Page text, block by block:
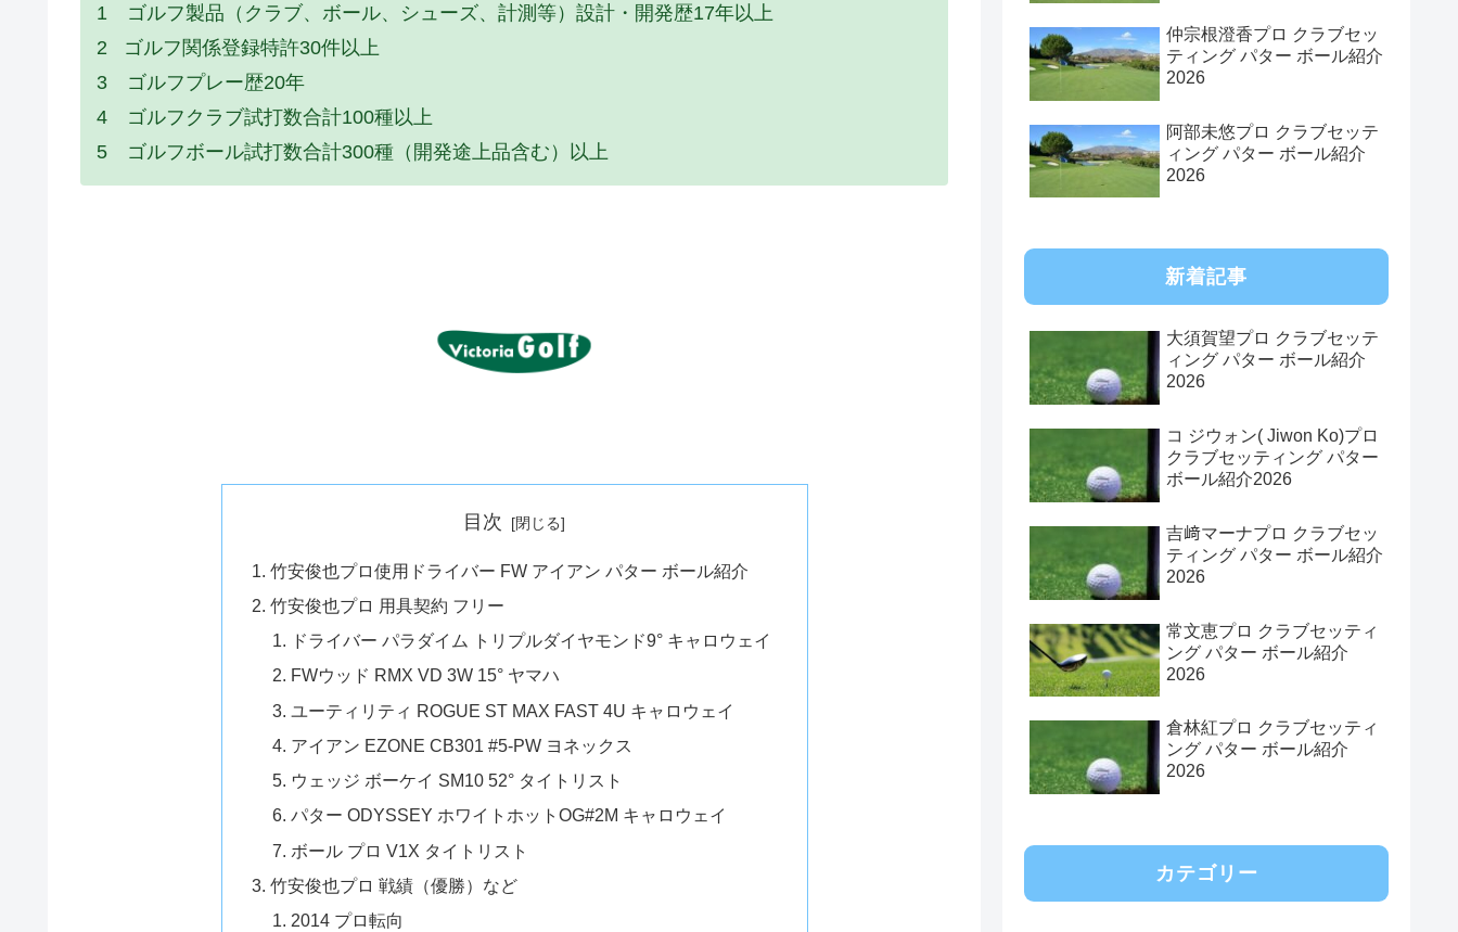
1 ゴルフ製品（クラブ、ボール、シューズ、計測等）設計・開発歴17年以上
2 ゴルフ関係登録特許30件以上
3 ゴルフプレー歴20年
4 ゴルフクラブ試打数合計100種以上
5 ゴルフボール試打数合計300種（開発途上品含む）以上
目次
竹安俊也プロ使用ドライバー FW アイアン パター ボール紹介
竹安俊也プロ 用具契約 フリー
ドライバー パラダイム トリプルダイヤモンド9° キャロウェイ
FWウッド RMX VD 3W 15° ヤマハ
ユーティリティ ROGUE ST MAX FAST 4U キャロウェイ
アイアン EZONE CB301 #5-PW ヨネックス
ウェッジ ボーケイ SM10 52° タイトリスト
パター ODYSSEY ホワイトホットOG#2M キャロウェイ
ボール プロ V1X タイトリスト
竹安俊也プロ 戦績（優勝）など
2014 プロ転向
仲宗根澄香プロ クラブセッ
ティング パター ボール紹介
2026
阿部未悠プロ クラブセッテ
ィング パター ボール紹介
2026
新着記事
大須賀望プロ クラブセッテ
ィング パター ボール紹介
2026
コ ジウォン( Jiwon Ko)プロ
クラブセッティング パター
ボール紹介2026
吉﨑マーナプロ クラブセッ
ティング パター ボール紹介
2026
常文恵プロ クラブセッティ
ング パター ボール紹介
2026
倉林紅プロ クラブセッティ
ング パター ボール紹介
2026
カテゴリー